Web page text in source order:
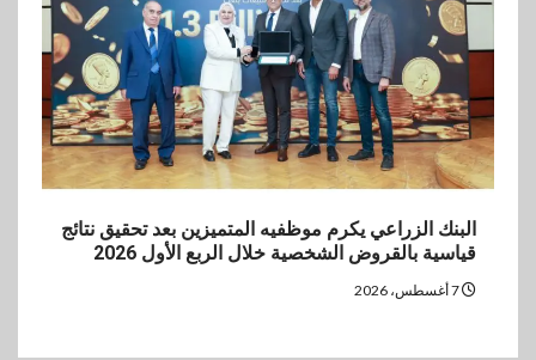
البنك الزراعي يكرم موظفيه المتميزين بعد تحقيق نتائج
قياسية بالقروض الشخصية خلال الربع الأول 2026